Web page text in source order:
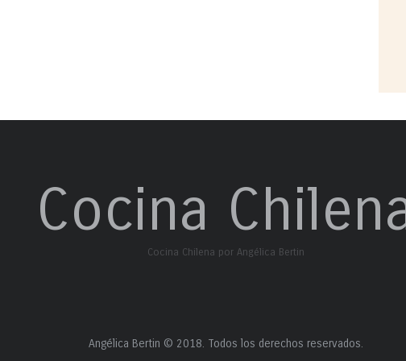
Cocina
Cocina Chilena por Angélica Bertin
Angélica Bertin © 2018. Todos los derechos reservados.